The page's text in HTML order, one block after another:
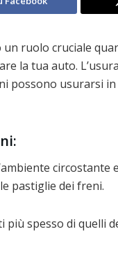
ruolo cruciale
la tua auto.
possono usurarsi
pastiglie dei freni.
spesso di quelli